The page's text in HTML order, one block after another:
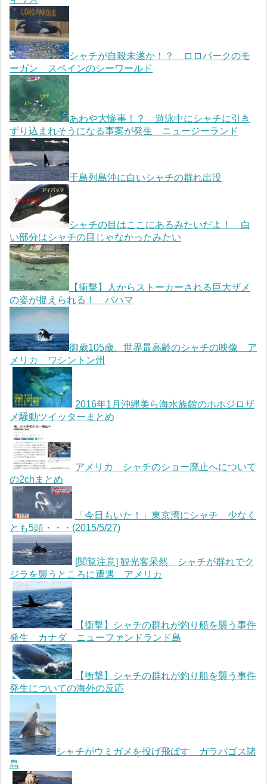
シャチが自殺未遂か！？ ロロパークのモ
ーガン スペインのシーワールド
あわや大惨事！？ 遊泳中にシャチに引き
ずり込まれそうになる事案が発生 ニュージーランド
千島列島沖に白いシャチの群れ出没
シャチの目はここにあるみたいだよ！ 白
い部分はシャチの目じゃなかったみたい
【衝撃】人からストーカーされる巨大ザメ
の姿が捉えられる！ バハマ
御歳105歳、世界最高齢のシャチの映像 ア
メリカ ワシントン州
2016年1月沖縄美ら海水族館のホホジロザ
メ騒動ツイッターまとめ
アメリカ シャチのショー廃止へについて
の2chまとめ
「今日もいた！」東京湾にシャチ 少なく
とも5頭・・・(2015/5/27)
[閲覧注意] 観光客呆然 シャチが群れでク
ジラを襲うところに遭遇 アメリカ
【衝撃】シャチの群れが釣り船を襲う事件
発生 カナダ ニューファンドランド島
【衝撃】シャチの群れが釣り船を襲う事件
発生についての海外の反応
シャチがウミガメを投げ飛ばす ガラパゴス諸
島